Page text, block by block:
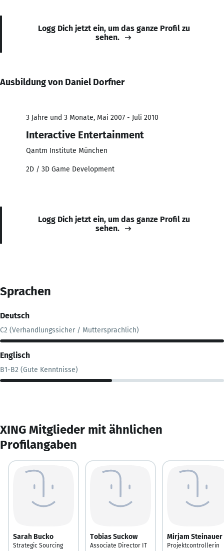
Logg Dich jetzt ein, um das ganze Profil zu
sehen.
Ausbildung von Daniel Dorfner
3 Jahre und 3 Monate, Mai 2007 - Juli 2010
Interactive Entertainment
Qantm Institute München
2D / 3D Game Development
Logg Dich jetzt ein, um das ganze Profil zu
sehen.
Sprachen
Deutsch
C2 (Verhandlungssicher / Muttersprachlich)
Englisch
B1-B2 (Gute Kenntnisse)
XING Mitglieder mit ähnlichen
Profilangaben
Sarah Bucko
Strategic Sourcing
Tobias Suckow
Associate Director IT
Mirjam Steinauer
Projektcontrollerin